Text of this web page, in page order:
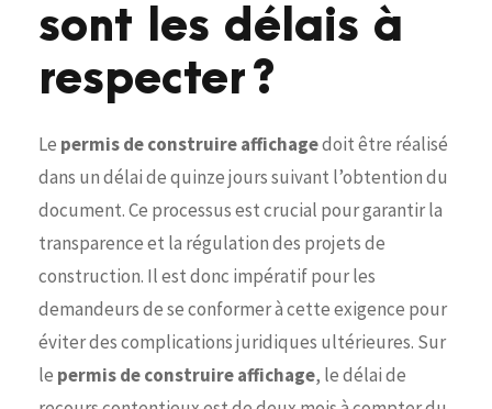
sont les délais à
respecter ?
Le permis de construire affichagedoit être réalisé
dans un délai de quinze jours suivant l’obtention du
document. Ce processus est crucial pour garantir la
transparence et la régulation des projets de
construction. Il est donc impératif pour les
demandeurs de se conformer à cette exigence pour
éviter des complications juridiques ultérieures. Sur
le permis de construire affichage, le délai de